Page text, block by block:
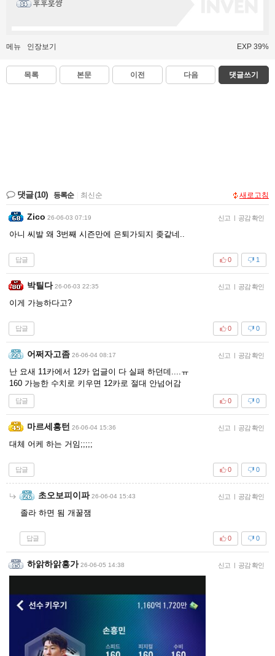
후후훗쨩
메뉴 인장보기 EXP 39%
목록 본문 이전 다음 댓글쓰기
댓글(10) 등록순 최신순 새로고침
Zico 26-06-03 07:19 신고 | 공감 확인
아니 씨발 왜 3번째 시즌만에 은퇴가되지 좆같네..
답글 1
0
박틸다 26-06-03 22:35 신고 | 공감 확인
이게 가능하다고?
답글 0
0
어쩌자고좀 26-06-04 08:17 신고 | 공감 확인
난 요새 11카에서 12카 업글이 다 실패 하던데....ㅠ
160 가능한 수치로 키우면 12카로 절대 안넘어감
답글 0
0
마르세흥턴 26-06-04 15:36 신고 | 공감 확인
대체 어케 하는 거임;;;;;
답글 0
0
초오보피이파 26-06-04 15:43 신고 | 공감 확인
졸라 하면 됨 개꿀잼
답글 0
0
하앍하앍흥가 26-06-05 14:38 신고 | 공감 확인